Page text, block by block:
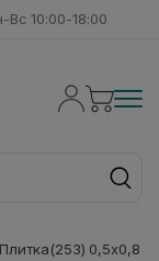
Вс 10:00-18:00
0,5х0,8